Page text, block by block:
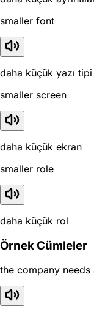
smaller font
daha küçük yazı tipi
smaller screen
daha küçük ekran
smaller role
daha küçük rol
Örnek Cümleler
the company